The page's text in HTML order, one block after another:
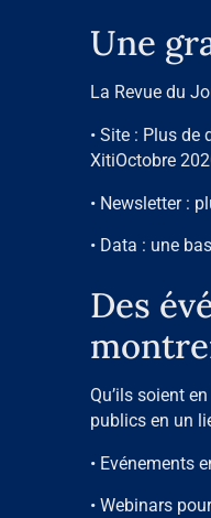
Une
La Revue du
• Site : Plus
XitiOctobre
• Newsletter :
• Data : une
Des
Qu’ils soient
publics en un
• Evénements
• Webinars